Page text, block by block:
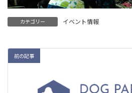
カテゴリー イベント情報
前の記事